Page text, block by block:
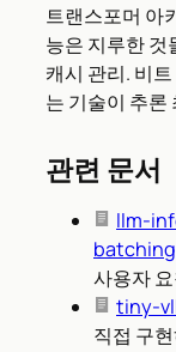
트랜스포머 아
능은 지루한 것
캐시 관리. 비
는 기술이 추론
관련 문서
llm-
batching
사용자
tiny-
직접 구